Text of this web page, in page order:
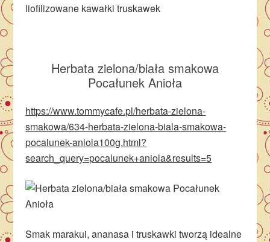
liofilizowane kawałki truskawek
Herbata zielona/biała smakowa
Pocałunek Anioła
https://www.tommycafe.pl/herbata-zielona-
smakowa/634-herbata-zielona-biala-smakowa-
pocalunek-aniola100g.html?
search_query=pocalunek+aniola&results=5
Smak marakui, ananasa i truskawki tworzą idealne